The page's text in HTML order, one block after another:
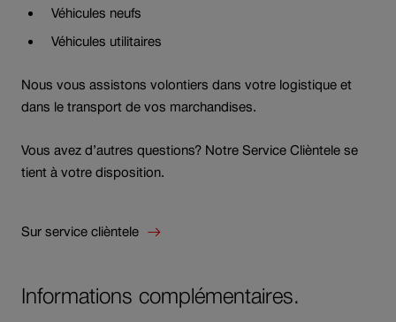
Véhicules neufs
Véhicules utilitaires
Nous vous assistons volontiers dans votre logistique et
dans le transport de vos marchandises.
Vous avez d’autres questions? Notre Service Clièntele se
tient à votre disposition.
Sur service clièntele
Informations complémentaires.